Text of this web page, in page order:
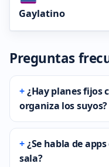
Gaylatino
Preguntas
¿Hay planes fijos
organiza los suyos?
¿Se habla de
sala?